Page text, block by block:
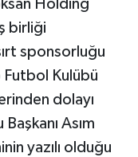
Holding
birliği
sponsorluğu
Futbol Kulübü
dolayı
Asım
yazılı olduğu